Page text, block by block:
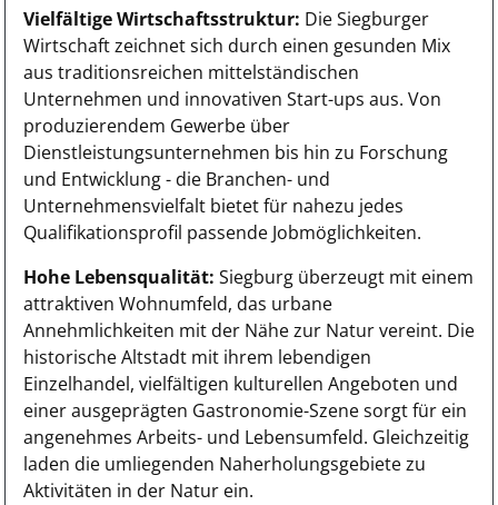
Vielfältige Wirtschaftsstruktur: Die Siegburger
Wirtschaft zeichnet sich durch einen gesunden Mix
aus traditionsreichen mittelständischen
Unternehmen und innovativen Start-ups aus. Von
produzierendem Gewerbe über
Dienstleistungsunternehmen bis hin zu Forschung
und Entwicklung - die Branchen- und
Unternehmensvielfalt bietet für nahezu jedes
Qualifikationsprofil passende Jobmöglichkeiten.
Hohe Lebensqualität: Siegburg überzeugt mit einem
attraktiven Wohnumfeld, das urbane
Annehmlichkeiten mit der Nähe zur Natur vereint. Die
historische Altstadt mit ihrem lebendigen
Einzelhandel, vielfältigen kulturellen Angeboten und
einer ausgeprägten Gastronomie-Szene sorgt für ein
angenehmes Arbeits- und Lebensumfeld. Gleichzeitig
laden die umliegenden Naherholungsgebiete zu
Aktivitäten in der Natur ein.